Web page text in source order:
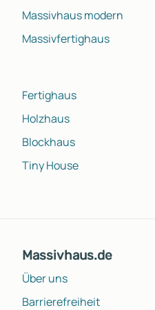
Massivhaus modern
Massivfertighaus
Fertighaus
Holzhaus
Blockhaus
Tiny House
Massivhaus.de
Über uns
Barrierefreiheit